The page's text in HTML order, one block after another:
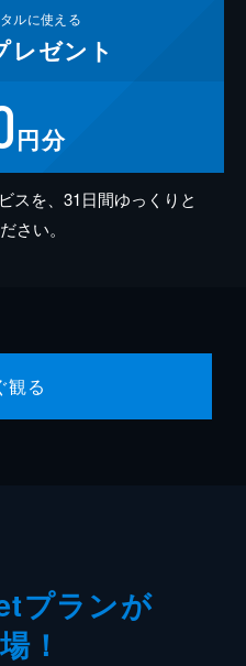
ルに使える
レゼント
円分
スを、31日間ゆっくりと
さい。
観る
プランが
！